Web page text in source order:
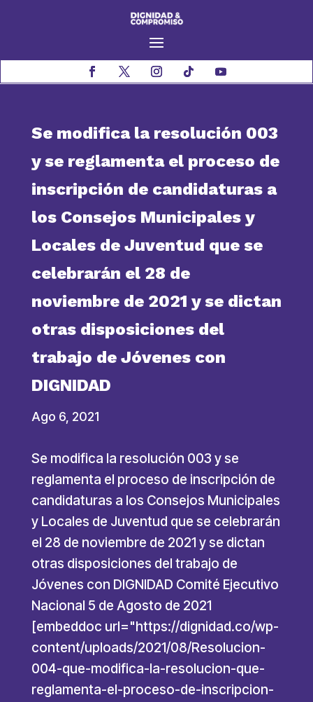
Se modifica la resolución 003
y se reglamenta el proceso de
inscripción de candidaturas a
los Consejos Municipales y
Locales de Juventud que se
celebrarán el 28 de
noviembre de 2021 y se dictan
otras disposiciones del
trabajo de Jóvenes con
DIGNIDAD
Ago 6, 2021
Se modifica la resolución 003 y se
reglamenta el proceso de inscripción de
candidaturas a los Consejos Municipales
y Locales de Juventud que se celebrarán
el 28 de noviembre de 2021 y se dictan
otras disposiciones del trabajo de
Jóvenes con DIGNIDAD Comité Ejecutivo
Nacional 5 de Agosto de 2021
[embeddoc url="https://dignidad.co/wp-
content/uploads/2021/08/Resolucion-
004-que-modifica-la-resolucion-que-
reglamenta-el-proceso-de-inscripcion-